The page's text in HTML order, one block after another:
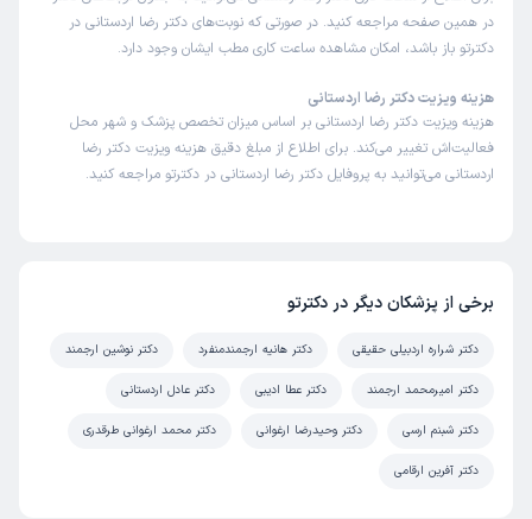
در همین صفحه مراجعه کنید. در صورتی که نوبت‌های دکتر رضا اردستانی در
دکترتو باز باشد، امکان مشاهده ساعت کاری مطب ایشان وجود دارد.
هزینه ویزیت دکتر رضا اردستانی
هزینه ویزیت دکتر رضا اردستانی بر اساس میزان تخصص پزشک و شهر محل
فعالیت‌اش تغییر می‌کند. برای اطلاع از مبلغ دقیق هزینه ویزیت دکتر رضا
اردستانی می‌توانید به پروفایل دکتر رضا اردستانی در دکترتو مراجعه کنید.
برخی از پزشکان دیگر در دکترتو
دکتر شراره اردبیلی حقیقی دکتر هانیه ارجمندمنفرد دکتر نوشین ارجمند
دکتر امیرمحمد ارجمند دکتر عطا ادیبی دکتر عادل اردستانی
دکتر شبنم ارسی دکتر وحیدرضا ارغوانی دکتر محمد ارغوانی طرقدری
دکتر آفرین ارقامی